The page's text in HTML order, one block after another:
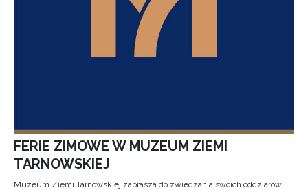
FERIE ZIMOWE W MUZEUM ZIEMI
TARNOWSKIEJ
Muzeum Ziemi Tarnowskiej zaprasza do zwiedzania swoich oddziałów